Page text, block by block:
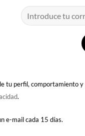
tu perfil, comportamiento
.
e-mail cada 15 días.